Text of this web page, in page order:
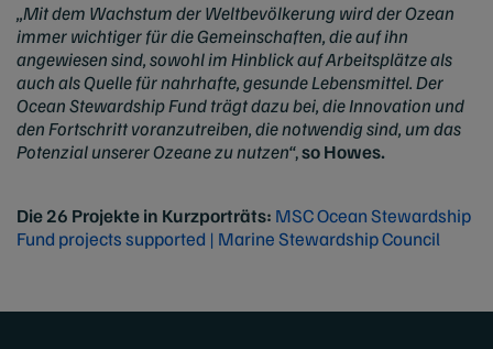
„Mit dem Wachstum der Weltbevölkerung wird der Ozean
immer wichtiger für die Gemeinschaften, die auf ihn
angewiesen sind, sowohl im Hinblick auf Arbeitsplätze als
auch als Quelle für nahrhafte, gesunde Lebensmittel. Der
Ocean Stewardship Fund trägt dazu bei, die Innovation und
den Fortschritt voranzutreiben, die notwendig sind, um das
Potenzial unserer Ozeane zu nutzen“,so Howes.
Die 26 Projekte in Kurzporträts: MSC Ocean Stewardship
Fund projects supported | Marine Stewardship Council